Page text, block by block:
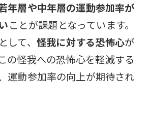
年層や中年層の運動参加率が
ことが課題となっています。
して、 怪我に対する恐怖心が
の怪我への恐怖心を軽減する
運動参加率の向上が期待され